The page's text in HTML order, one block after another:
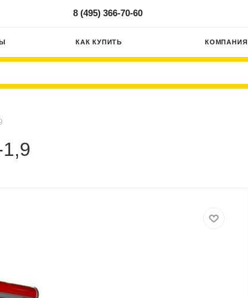
8 (495) 366-70-60
КАК КУПИТЬ КОМПАНИЯ